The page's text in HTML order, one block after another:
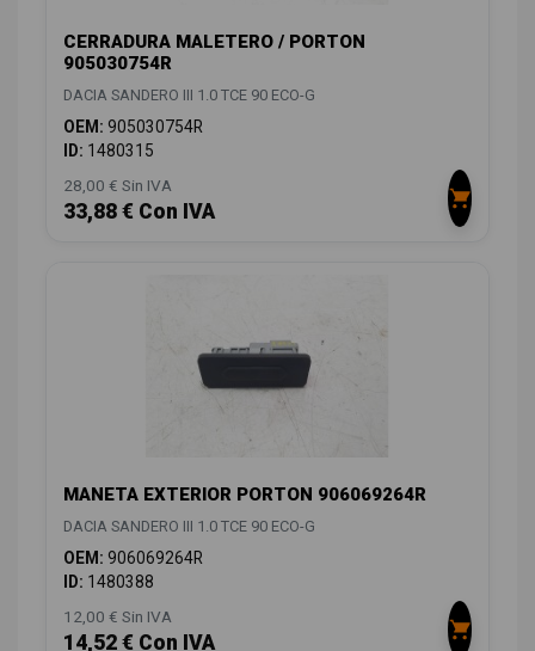
CERRADURA MALETERO / PORTON
905030754R
DACIA SANDERO III 1.0 TCE 90 ECO-G
OEM: 905030754R
ID: 1480315
28,00 € Sin IVA
33,88 € Con IVA
MANETA EXTERIOR PORTON 906069264R
DACIA SANDERO III 1.0 TCE 90 ECO-G
OEM: 906069264R
ID: 1480388
12,00 € Sin IVA
14,52 € Con IVA